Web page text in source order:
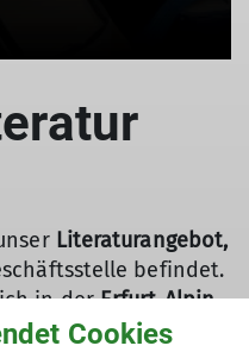
Literaturangebot,
befindet.
in derErfurt-Alpin-
, Wander- und
Cookies